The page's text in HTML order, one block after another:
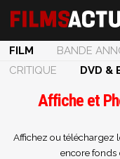
FILM BANDE
CRITIQUE
DVD &
Affiche et
Affichez ou téléchargez
encore fonds